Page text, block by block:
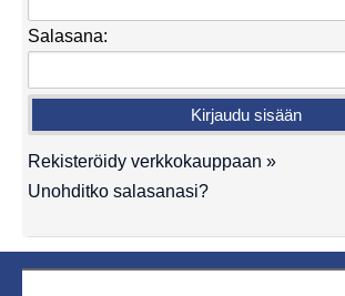
Salasana:
Rekisteröidy verkkokauppaan »
Unohditko salasanasi?